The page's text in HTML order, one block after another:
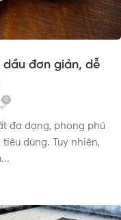
đơn giản, dễ
0
đa dạng, phong phú
dùng. Tuy nhiên,